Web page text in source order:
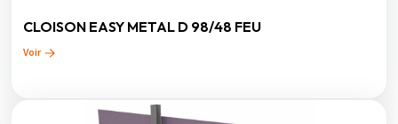
CLOISON EASY METAL D 98/48 FEU
Voir